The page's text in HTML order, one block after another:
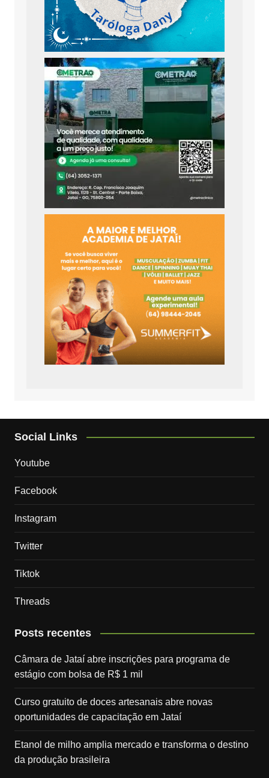
Social Links
Youtube
Facebook
Instagram
Twitter
Tiktok
Threads
Posts recentes
Câmara de Jataí abre inscrições para programa de
estágio com bolsa de R$ 1 mil
Curso gratuito de doces artesanais abre novas
oportunidades de capacitação em Jataí
Etanol de milho amplia mercado e transforma o destino
da produção brasileira